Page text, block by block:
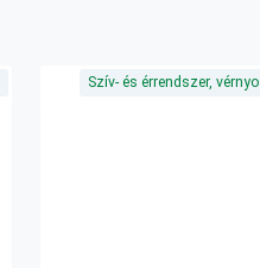
Szív- és érrendszer,